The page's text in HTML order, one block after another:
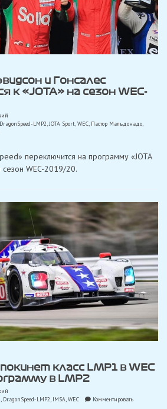
и Гонсалес
к «JOTA» на сезон WEC-
DragonSpeed-LMP2,JOTA Sport,WEC, Пастор Мальдонадо
​​переключится на программу «JOTA
WEC-2019/20.
класс LMP1 в WEC
в LMP2
, DragonSpeed-LMP2, IMSA,WEC Комментироватьon